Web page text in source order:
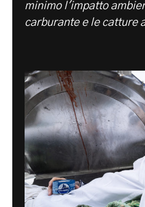
minimo l'impatto
carburante e le catture